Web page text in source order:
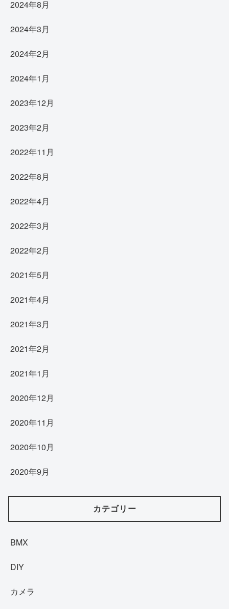
2024年8月
2024年3月
2024年2月
2024年1月
2023年12月
2023年2月
2022年11月
2022年8月
2022年4月
2022年3月
2022年2月
2021年5月
2021年4月
2021年3月
2021年2月
2021年1月
2020年12月
2020年11月
2020年10月
2020年9月
カテゴリー
BMX
DIY
カメラ